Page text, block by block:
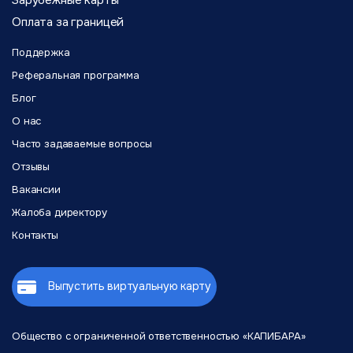
Общество с ограниченной ответственностью «КАПИБАРА»
Оплата за границей
Поддержка
Реферальная программа
Блог
О нас
Часто задаваемые вопросы
Отзывы
Вакансии
Жалоба директору
Контакты
Выпустить виртуальную карту